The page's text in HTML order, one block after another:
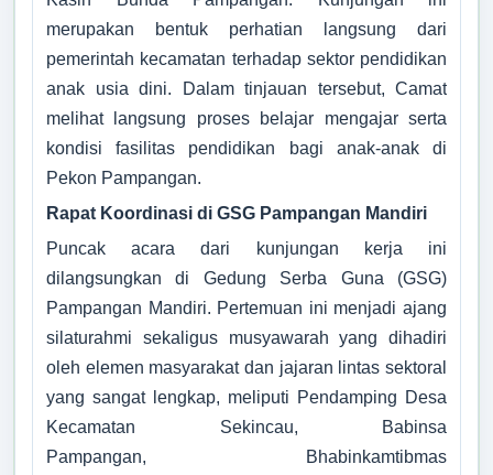
pampan
gan2001
com
merupakan bentuk perhatian langsung dari
pemerintah kecamatan terhadap sektor pendidikan
anak usia dini. Dalam tinjauan tersebut, Camat
melihat langsung proses belajar mengajar serta
kondisi fasilitas pendidikan bagi anak-anak di
Pekon Pampangan.
Rapat Koordinasi di GSG Pampangan Mandiri
Puncak acara dari kunjungan kerja ini
dilangsungkan di Gedung Serba Guna (GSG)
Pampangan Mandiri. Pertemuan ini menjadi ajang
silaturahmi sekaligus musyawarah yang dihadiri
oleh elemen masyarakat dan jajaran lintas sektoral
yang sangat lengkap, meliputi Pendamping Desa
Kecamatan Sekincau, Babinsa
Pampangan, Bhabinkamtibmas